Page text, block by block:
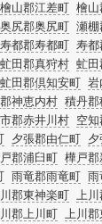
檜山郡江差町 檜山
奥尻郡奥尻町 瀬棚
寿都郡寿都町 寿都
虻田郡真狩村 虻田
虻田郡倶知安町 岩
神恵内村 積丹郡
郡赤井川村 空
夕張郡由仁町
郡浦臼町 樺戸郡
雨竜郡雨竜町 雨
郡東神楽町 上川
郡上川町 上川郡